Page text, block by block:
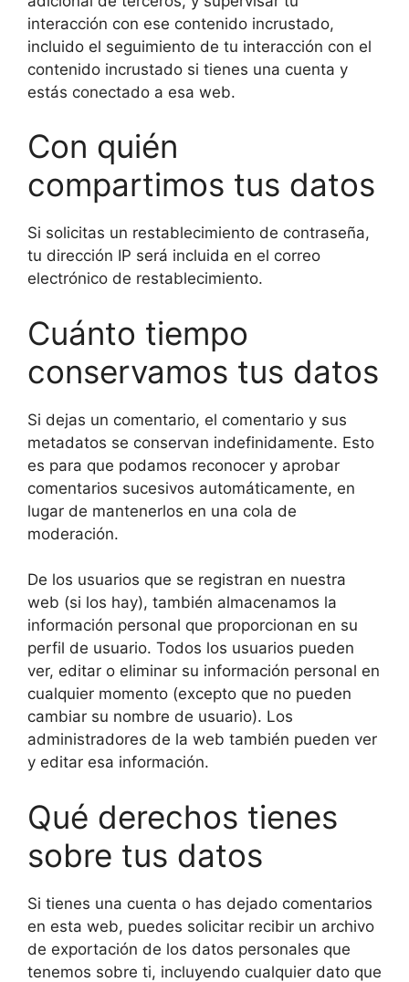
interacción con ese contenido incrustado,
incluido el seguimiento de tu interacción con el
contenido incrustado si tienes una cuenta y
estás conectado a esa web.
Con quién
compartimos tus datos
Si solicitas un restablecimiento de contraseña,
tu dirección IP será incluida en el correo
electrónico de restablecimiento.
Cuánto tiempo
conservamos tus datos
Si dejas un comentario, el comentario y sus
metadatos se conservan indefinidamente. Esto
es para que podamos reconocer y aprobar
comentarios sucesivos automáticamente, en
lugar de mantenerlos en una cola de
moderación.
De los usuarios que se registran en nuestra
web (si los hay), también almacenamos la
información personal que proporcionan en su
perfil de usuario. Todos los usuarios pueden
ver, editar o eliminar su información personal en
cualquier momento (excepto que no pueden
cambiar su nombre de usuario). Los
administradores de la web también pueden ver
y editar esa información.
Qué derechos tienes
sobre tus datos
Si tienes una cuenta o has dejado comentarios
en esta web, puedes solicitar recibir un archivo
de exportación de los datos personales que
tenemos sobre ti, incluyendo cualquier dato que